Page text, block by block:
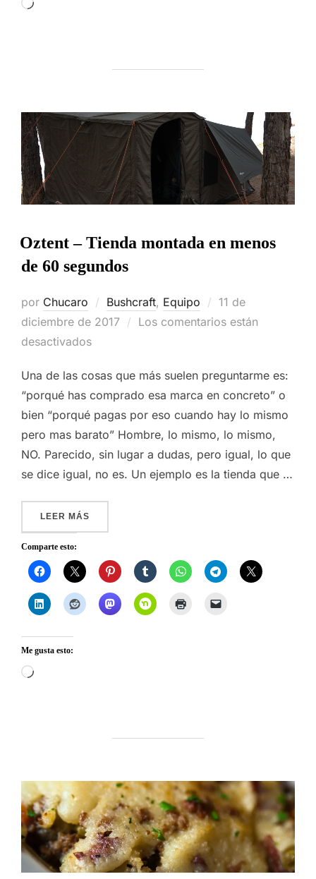
Cargando...
Oztent – Tienda montada en menos
de 60 segundos
por Chucaro Bushcraft, Equipo
Publicado
el
11 de
diciembre de 2017
Los comentarios están
desactivados
Una de las cosas que más suelen preguntarme es:
“porqué has comprado esa marca en concreto” o
bien “porqué pagas por eso cuando hay lo mismo
pero mas barato” Hombre, lo mismo, lo mismo,
NO. Parecido, sin lugar a dudas, pero igual, lo que
se dice igual, no es. Un ejemplo es la tienda que …
LEER MÁS
Comparte esto:
Me gusta esto:
Cargando...